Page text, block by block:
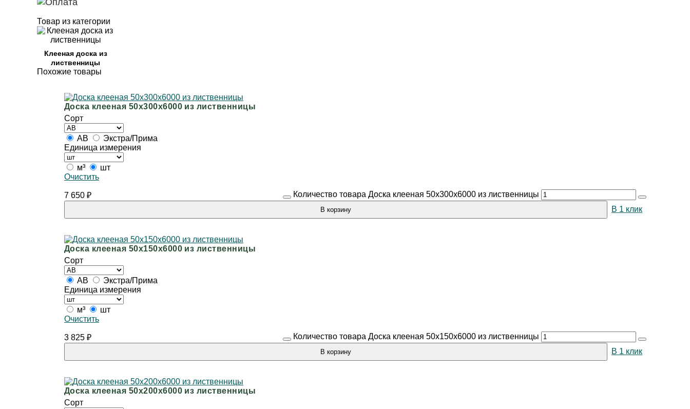
Товар из категории
Клееная доска из
лиственницы
Похожие товары
Доска клееная 50х300х6000 из лиственницы
Сорт
АВ
Экстра/Прима
Единица измерения
м³
шт
Очистить
7 650 ₽ Количество товара Доска клееная 50х300х6000 из лиственницы
В корзину В 1 клик
Доска клееная 50х150х6000 из лиственницы
Сорт
АВ
Экстра/Прима
Единица измерения
м³
шт
Очистить
3 825 ₽ Количество товара Доска клееная 50х150х6000 из лиственницы
В корзину В 1 клик
Доска клееная 50х200х6000 из лиственницы
Сорт